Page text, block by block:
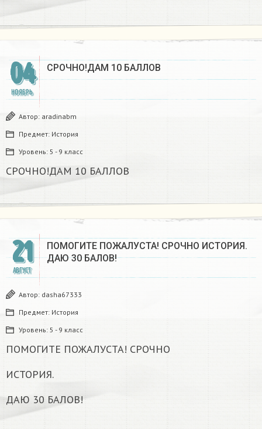
04
НОЯБРЬ
СРОЧНО!ДАМ 10 БАЛЛОВ
Автор: aradinabm
Предмет: История
Уровень: 5 - 9 класс
СРОЧНО!ДАМ 10 БАЛЛОВ
21
АВГУСТ
ПОМОГИТЕ ПОЖАЛУСТА! СРОЧНО ИСТОРИЯ.
ДАЮ 30 БАЛОВ!
Автор: dasha67333
Предмет: История
Уровень: 5 - 9 класс
ПОМОГИТЕ ПОЖАЛУСТА! СРОЧНО
ИСТОРИЯ.
ДАЮ 30 БАЛОВ!